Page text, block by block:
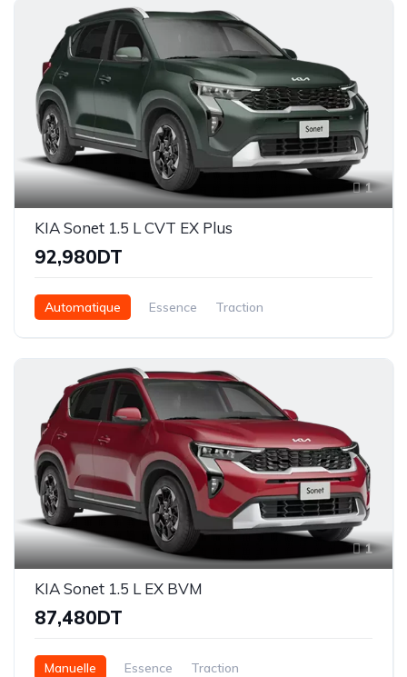
1
KIA Sonet 1.5 L CVT EX Plus
92,980DT
Automatique Essence Traction
1
KIA Sonet 1.5 L EX BVM
87,480DT
Manuelle Essence Traction